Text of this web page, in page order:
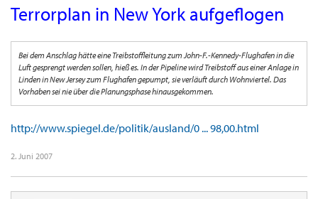
Terrorplan in New York aufgeflogen
Bei dem Anschlag hätte eine Treibstoffleitung zum John-F.-Kennedy-Flughafen in die
Luft gesprengt werden sollen, hieß es. In der Pipeline wird Treibstoff aus einer Anlage in
Linden in New Jersey zum Flughafen gepumpt, sie verläuft durch Wohnviertel. Das
Vorhaben sei nie über die Planungsphase hinausgekommen.
http://www.spiegel.de/politik/ausland/0 ... 98,00.html
2. Juni 2007